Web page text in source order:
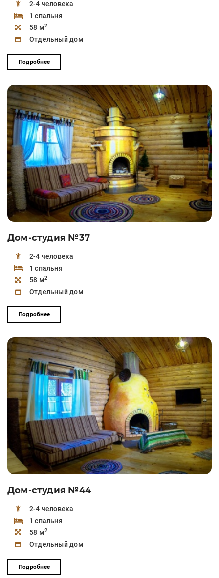
2-4 человека
1 спальня
58 м2
Отдельный дом
Подробнее
Дом-студия №37
2-4 человека
1 спальня
58 м2
Отдельный дом
Подробнее
Дом-студия №44
2-4 человека
1 спальня
58 м2
Отдельный дом
Подробнее